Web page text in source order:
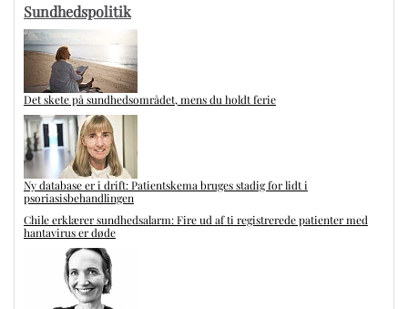
Sundhedspolitik
Det skete på sundhedsområdet, mens du holdt ferie
Ny database er i drift: Patientskema bruges stadig for lidt i
psoriasisbehandlingen
Chile erklærer sundhedsalarm: Fire ud af ti registrerede patienter med
hantavirus er døde